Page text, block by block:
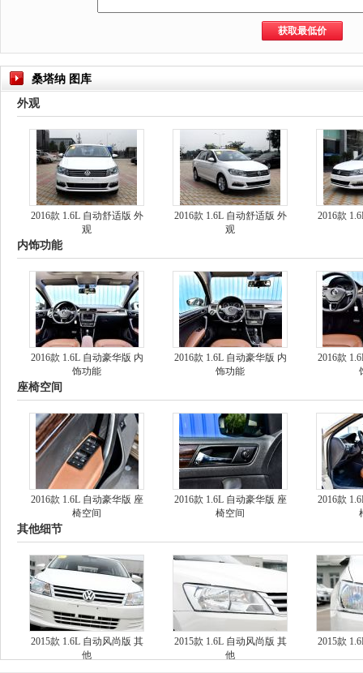
桑塔纳 图库
外观
2016款 1.6L 自动舒适版 外
观
2016款 1.6L 自动舒适版 外
观
2016款
内饰功能
2016款 1.6L 自动豪华版 内
饰功能
2016款 1.6L 自动豪华版 内
饰功能
2016款
座椅空间
2016款 1.6L 自动豪华版 座
椅空间
2016款 1.6L 自动豪华版 座
椅空间
2016款
其他细节
2015款 1.6L 自动风尚版 其
他
2015款 1.6L 自动风尚版 其
他
2015款